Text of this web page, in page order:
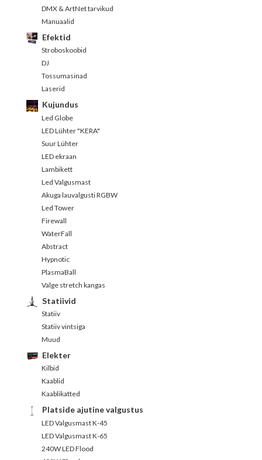
DMX & ArtNet tarvikud
Manuaalid
Efektid
Stroboskoobid
DJ
Tossumasinad
Laserid
Kujundus
Led Globe
LED Lühter "KERA"
Suur Lühter
LED ekraan
Lambikett
Led Valgusmast
Akuga lauvalgusti RGBW
Led Tower
Firewall
WaterFall
Abstract
Hypnotic
PlasmaBall
Valge stretch kangas
Statiivid
Statiiv
Statiiv vintsiga
Muud
Elekter
Kilbid
Kaablid
Kaablikatted
Platside ajutine valgustus
LED Valgusmast K-45
LED Valgusmast K-65
240W LED Flood